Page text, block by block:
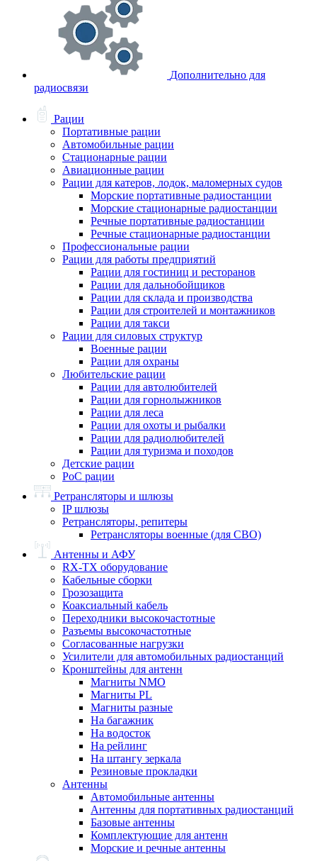
Дополнительно для
радиосвязи
Рации
Портативные рации
Автомобильные рации
Стационарные рации
Авиационные рации
Рации для катеров, лодок, маломерных судов
Морские портативные радиостанции
Морские стационарные радиостанции
Речные портативные радиостанции
Речные стационарные радиостанции
Профессиональные рации
Рации для работы предприятий
Рации для гостиниц и ресторанов
Рации для дальнобойщиков
Рации для склада и производства
Рации для строителей и монтажников
Рации для такси
Рации для силовых структур
Военные рации
Рации для охраны
Любительские рации
Рации для автолюбителей
Рации для горнолыжников
Рации для леса
Рации для охоты и рыбалки
Рации для радиолюбителей
Рации для туризма и походов
Детские рации
PoC рации
Ретрансляторы и шлюзы
IP шлюзы
Ретрансляторы, репитеры
Ретрансляторы военные (для СВО)
Антенны и АФУ
RX-TX оборудование
Кабельные сборки
Грозозащита
Коаксиальный кабель
Переходники высокочастотные
Разъемы высокочастотные
Согласованные нагрузки
Усилители для автомобильных радиостанций
Кронштейны для антенн
Магниты NMO
Магниты PL
Магниты разные
На багажник
На водосток
На рейлинг
На штангу зеркала
Резиновые прокладки
Антенны
Автомобильные антенны
Антенны для портативных радиостанций
Базовые антенны
Комплектующие для антенн
Морские и речные антенны